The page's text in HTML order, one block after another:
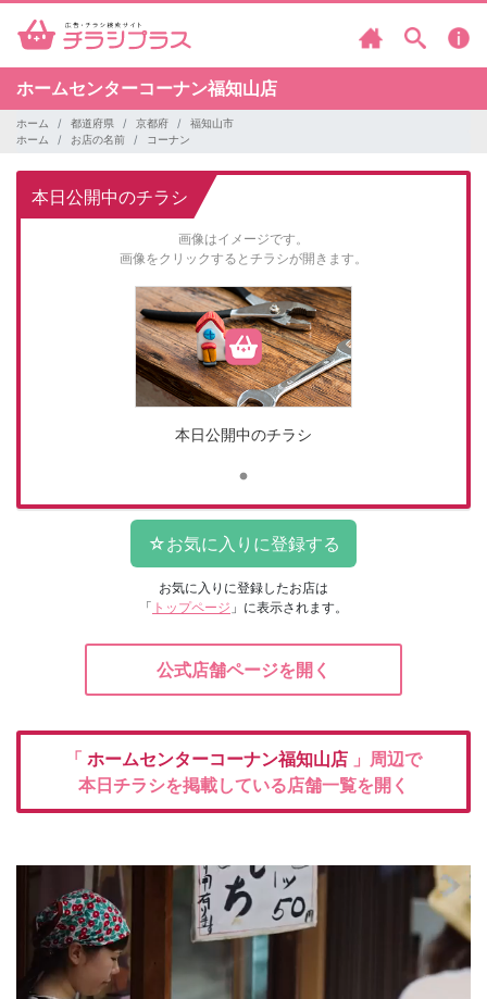
ホームセンターコーナン福知山店
ホーム 都道府県 京都府
福知山市
ホーム
お店の名前 コーナン
本日公開中のチラシ
画像はイメージです。
画像をクリックするとチラシが開きます。
本日公開中のチラシ
お気に入りに登録したお店は
「 トップページ 」に表示されます。
公式店舗ページを開く
「 ホームセンターコーナン福知山店 」周辺で
本日チラシを掲載している店舗一覧を開く